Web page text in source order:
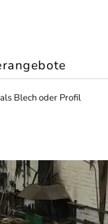
Blech oder Profil